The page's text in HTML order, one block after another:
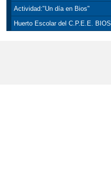
Actividad:"Un día en Bios"
Huerto Escolar del C.P.E.E. BIOS